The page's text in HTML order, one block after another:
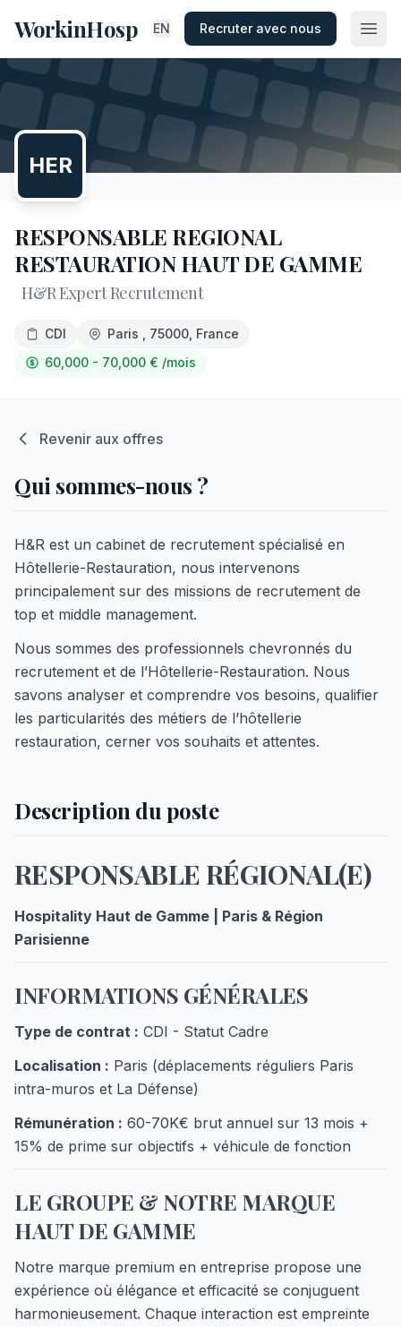
WorkinHosp EN Recruter avec nous
HER
RESPONSABLE REGIONAL
RESTAURATION HAUT DE GAMME
H&R Expert Recrutement
CDI Paris , 75000 , France
60,000 - 70,000 € /mois
Revenir aux offres
Qui sommes-nous ?
H&R est un cabinet de recrutement spécialisé en
Hôtellerie-Restauration, nous intervenons
principalement sur des missions de recrutement de
top et middle management.
Nous sommes des professionnels chevronnés du
recrutement et de l’Hôtellerie-Restauration. Nous
savons analyser et comprendre vos besoins, qualifier
les particularités des métiers de l’hôtellerie
restauration, cerner vos souhaits et attentes.
Description du poste
RESPONSABLE RÉGIONAL(E)
Hospitality Haut de Gamme | Paris & Région
Parisienne
INFORMATIONS GÉNÉRALES
Type de contrat : CDI - Statut Cadre
Localisation : Paris (déplacements réguliers Paris
intra-muros et La Défense)
Rémunération : 60-70K€ brut annuel sur 13 mois +
15% de prime sur objectifs + véhicule de fonction
LE GROUPE & NOTRE MARQUE
HAUT DE GAMME
Notre marque premium en entreprise propose une
expérience où élégance et efficacité se conjuguent
harmonieusement. Chaque interaction est empreinte